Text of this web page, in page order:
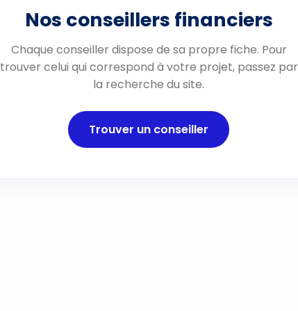
Nos conseillers financiers
Chaque conseiller dispose de sa propre fiche. Pour
trouver celui qui correspond à votre projet, passez par
la recherche du site.
Trouver un conseiller